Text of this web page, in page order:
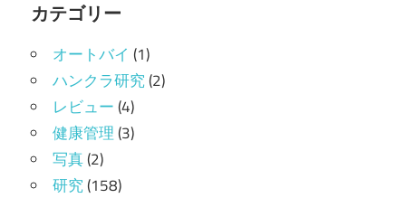
カテゴリー
オートバイ (1)
ハンクラ研究(2)
レビュー(4)
健康管理(3)
写真(2)
研究(158)